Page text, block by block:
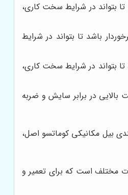
بتواند در شرایط سخت کاری،
باشد تا بتواند در شرایط
بتواند در شرایط سخت کاری،
در برابر سایش و ضربه
بیل مکانیکی کوماتسو اصل،
مختلف است که برای تعمیر و